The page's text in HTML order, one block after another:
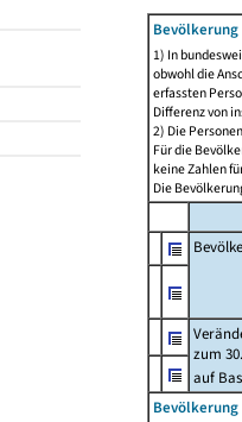
1) In
obwohl die
erfassten
Differenz von
2) Die
Für die
keine Zahlen
Die
zum
auf
Bevölkerung